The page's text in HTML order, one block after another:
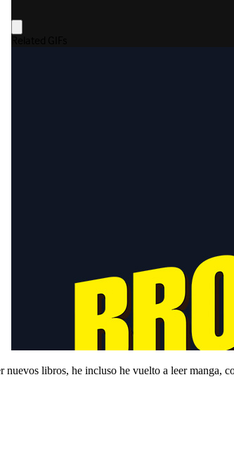
libros, he incluso he vuelto a leer manga,